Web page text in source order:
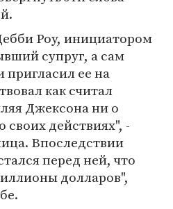
Роу, инициатором
супруг, а сам
ее на
как считал
Джексона ни о
действиях", -
Впоследствии
перед ней, что
долларов",